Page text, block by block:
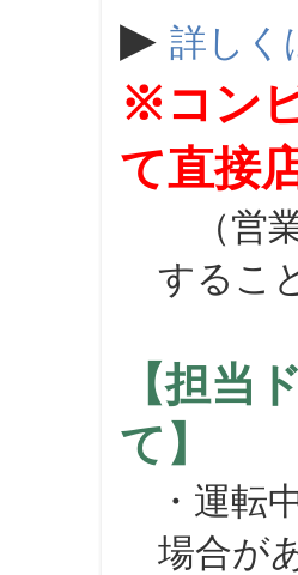
▶ 詳しく
※コン
て直接
（営業
するこ
【担当
て】
・運転
場合が